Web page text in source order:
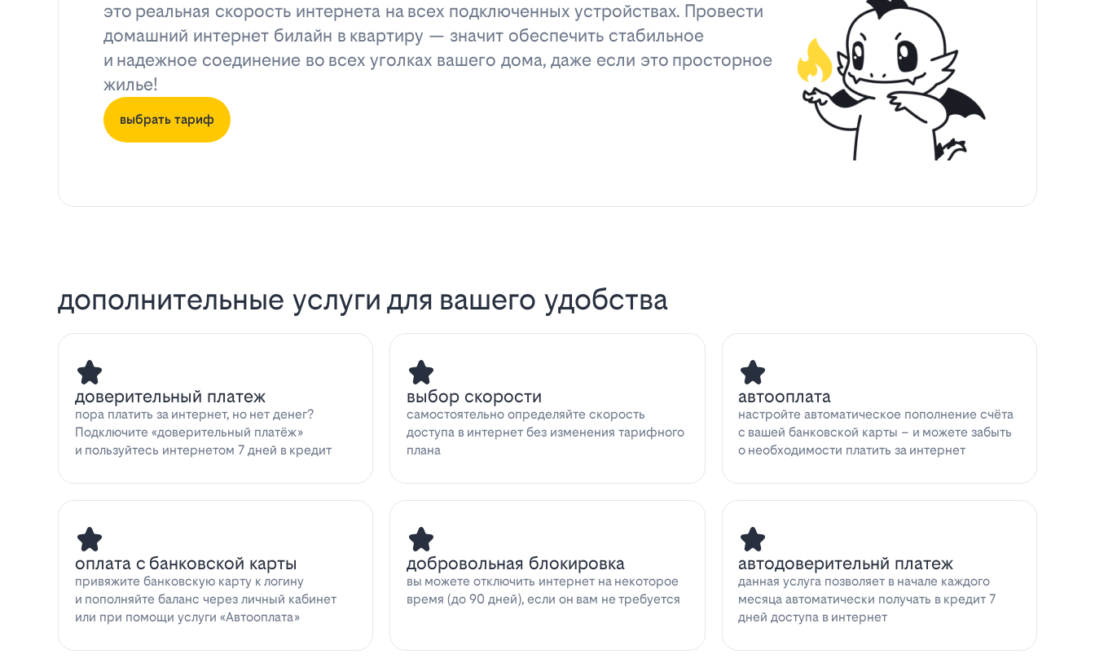
это реальная скорость интернета на всех подключенных устройствах. Провести
домашний интернет билайн в квартиру — значит обеспечить стабильное
и надежное соединение во всех уголках вашего дома, даже если это просторное
жилье!
выбрать тариф
дополнительные услуги для вашего удобства
доверительный платеж
пора платить за интернет, но нет денег?
Подключите «доверительный платёж»
и пользуйтесь интернетом 7 дней в кредит
выбор скорости
самостоятельно определяйте скорость
доступа в интернет без изменения тарифного
плана
автооплата
настройте автоматическое пополнение счёта
с вашей банковской карты – и можете забыть
о необходимости платить за интернет
оплата с банковской карты
привяжите банковскую карту к логину
и пополняйте баланс через личный кабинет
или при помощи услуги «Автооплата»
добровольная блокировка
вы можете отключить интернет на некоторое
время (до 90 дней), если он вам не требуется
автодоверительнй платеж
данная услуга позволяет в начале каждого
месяца автоматически получать в кредит 7
дней доступа в интернет